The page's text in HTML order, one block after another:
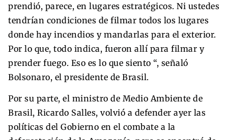
prendió, parece, en lugares estratégicos. Ni ustedes
tendrían condiciones de filmar todos los lugares
donde hay incendios y mandarlas para el exterior.
Por lo que, todo indica, fueron allí para filmar y
prender fuego. Eso es lo que siento “, señaló
Bolsonaro, el presidente de Brasil.
Por su parte, el ministro de Medio Ambiente de
Brasil, Ricardo Salles, volvió a defender ayer las
políticas del Gobierno en el combate a la